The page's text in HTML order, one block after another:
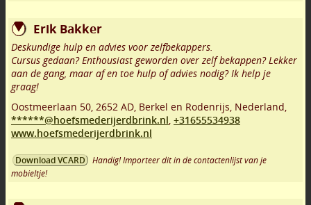
Erik Bakker
Deskundige hulp en advies voor zelfbekappers.
Cursus gedaan? Enthousiast geworden over zelf bekappen? Lekker
aan de gang, maar af en toe hulp of advies nodig? Ik help je
graag!
Oostmeerlaan 50, 2652 AD, Berkel en Rodenrijs, Nederland,
******@hoefsmederijerdbrink.nl, +31655534938
www.hoefsmederijerdbrink.nl
Download VCARD
Handig! Importeer dit in de contactenlijst van je
mobieltje!